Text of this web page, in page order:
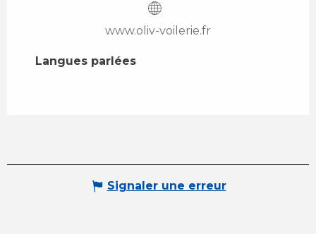
www.oliv-voilerie.fr
Langues parlées
Langues parlées
Signaler une erreur